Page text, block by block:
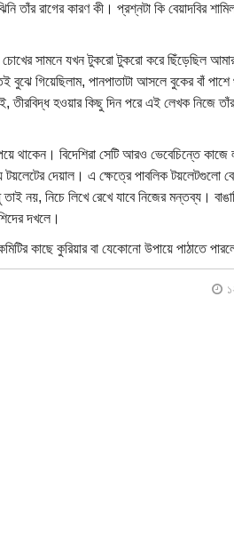
তাঁর রাগের কারণ কী। প্রশ্নটা কি বেয়াদবির
সামনে যখন টুকরো টুকরো করে ছিঁড়েছিল
গিয়েছিলাম, পানপাতাটা আসলে বুকের বাঁ পাশে
তীরবিদ্ধ হওয়ার কিছু দিন পরে এই লেখক নিজে
থাকেন। বিদেশিরা সেটি আরও ভেবেচিন্তে
টয়লেটের দেয়াল। এ ক্ষেত্রে পাবলিক টয়লেটগুলো
নয়, নিচে লিখে রেখে যাবে নিজের মন্তব্য।
দখলে।
কাছে কুরিয়ার বা যেকোনো উপায়ে পাঠাতে